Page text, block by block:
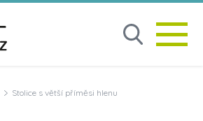
Stolice s větší příměsi hlenu